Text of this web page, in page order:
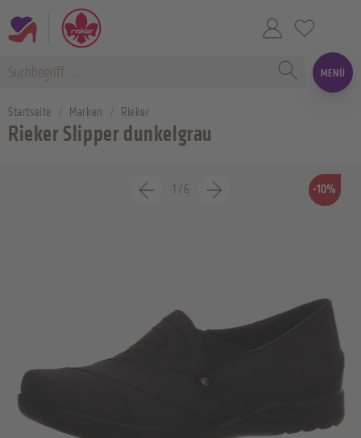
MENÜ
Startseite Marken Rieker
Rieker Slipper dunkelgrau
-10%
1 /6